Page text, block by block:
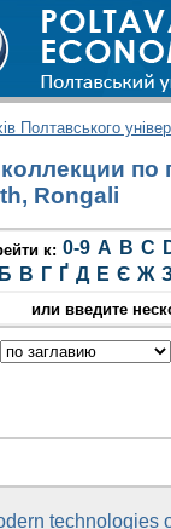
Полтавського
по
Rongali
к: 0-9 A B C
Б В Г Ґ Д Е Є Ж
или введите
technologies